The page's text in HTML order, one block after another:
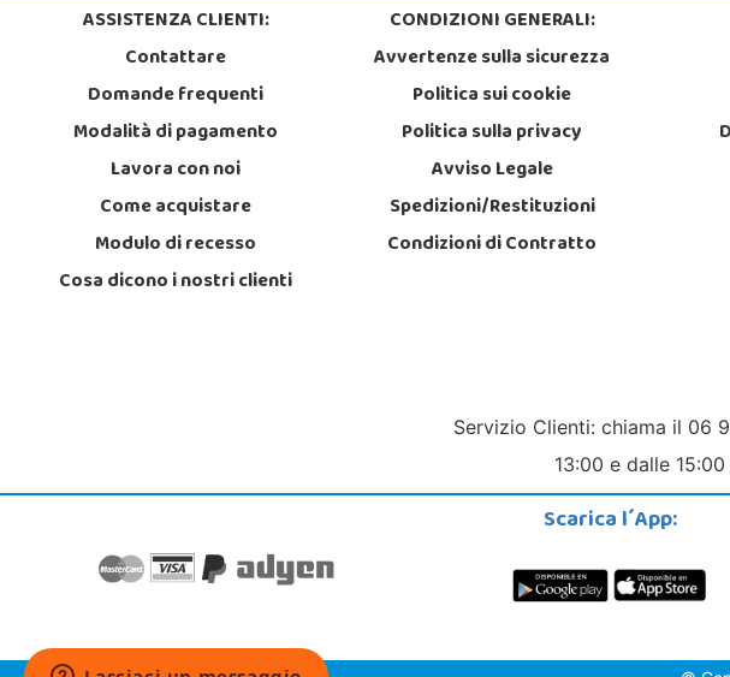
ASSISTENZA CLIENTI:
Contattare
Domande frequenti
Modalità di pagamento
Lavora con noi
Come acquistare
Modulo di recesso
Cosa dicono i nostri clienti
CONDIZIONI GENERALI:
Avvertenze sulla sicurezza
Politica sui cookie
Politica sulla privacy
Avviso Legale
Spedizioni/Restituzioni
Condizioni di Contratto
Servizio Clienti: chiama il 06
13:00 e dalle
Scarica l´App: